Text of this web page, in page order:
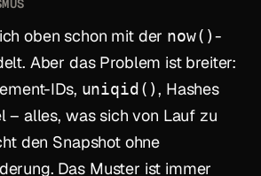
oben schon mit der now()-
Aber das Problem ist breiter:
IDs, uniqid(), Hashes
– alles, was sich von Lauf zu
den Snapshot ohne
Das Muster ist immer